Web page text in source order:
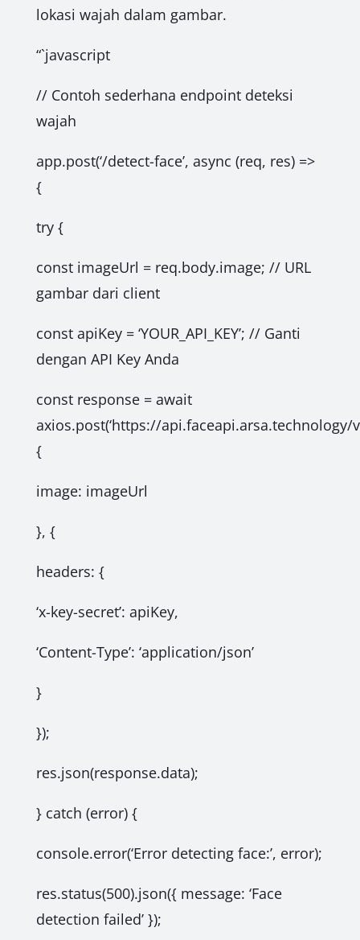
lokasi wajah dalam gambar.
“`javascript
// Contoh sederhana endpoint deteksi
wajah
app.post(‘/detect-face’, async (req, res) =>
{
try {
const imageUrl = req.body.image; // URL
gambar dari client
const apiKey = ‘YOUR_API_KEY’; // Ganti
dengan API Key Anda
const response = await
axios.post(‘https://api.faceapi.arsa.technology/
{
image: imageUrl
}, {
headers: {
‘x-key-secret’: apiKey,
‘Content-Type’: ‘application/json’
}
});
res.json(response.data);
} catch (error) {
console.error(‘Error detecting face:’, error);
res.status(500).json({ message: ‘Face
detection failed’ });